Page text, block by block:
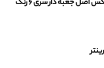
اصلجعبه دارسری 6 رنگ